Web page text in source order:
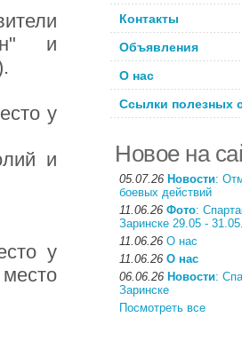
и
у
и
у
Контакты
Объявления
О нас
Ссылки полезных
Новое на
05.07.26 Новости:
боевых действий
11.06.26 Фото:
Заринске 29.05 -
11.06.26 О нас
11.06.26 О нас
06.06.26 Новости:
Заринске
Посмотреть все